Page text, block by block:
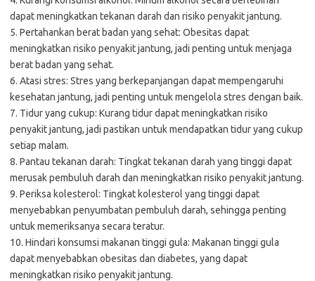
dapat meningkatkan tekanan darah dan risiko penyakit jantung.
5. Pertahankan berat badan yang sehat: Obesitas dapat
meningkatkan risiko penyakit jantung, jadi penting untuk menjaga
berat badan yang sehat.
6. Atasi stres: Stres yang berkepanjangan dapat mempengaruhi
kesehatan jantung, jadi penting untuk mengelola stres dengan baik.
7. Tidur yang cukup: Kurang tidur dapat meningkatkan risiko
penyakit jantung, jadi pastikan untuk mendapatkan tidur yang cukup
setiap malam.
8. Pantau tekanan darah: Tingkat tekanan darah yang tinggi dapat
merusak pembuluh darah dan meningkatkan risiko penyakit jantung.
9. Periksa kolesterol: Tingkat kolesterol yang tinggi dapat
menyebabkan penyumbatan pembuluh darah, sehingga penting
untuk memeriksanya secara teratur.
10. Hindari konsumsi makanan tinggi gula: Makanan tinggi gula
dapat menyebabkan obesitas dan diabetes, yang dapat
meningkatkan risiko penyakit jantung.